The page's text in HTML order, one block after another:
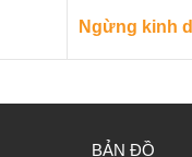
Ngừng kinh
BẢN ĐỒ